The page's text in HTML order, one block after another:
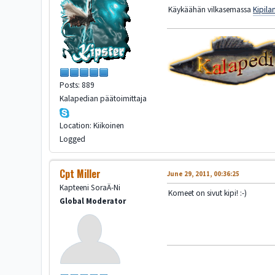
Posts: 889
Kalapedian päätoimittaja
Location: Kiikoinen
Logged
Käykäähän vilkasemassa
Cpt Miller
Kapteeni SoraÄ-Ni
Global Moderator
June 29, 2011, 00:36:25
Komeet on sivut kipi! :-)